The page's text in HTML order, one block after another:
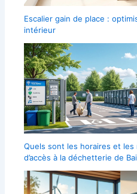
Escalier gain de place :
intérieur
Quels sont les horaires et les
d’accès à la déchetterie de